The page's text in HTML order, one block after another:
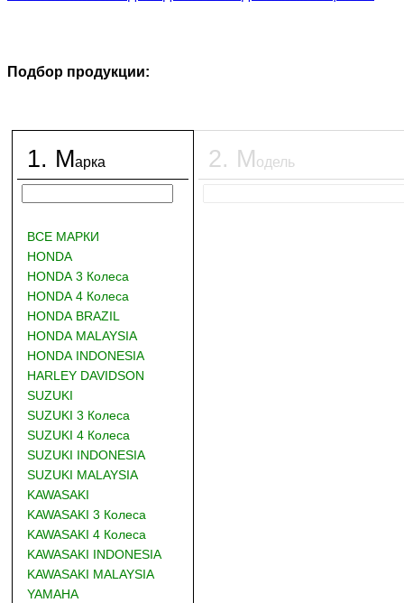
Подбор продукции:
1. Марка
ВСЕ МАРКИ
HONDA
HONDA 3 Колеса
HONDA 4 Колеса
HONDA BRAZIL
HONDA MALAYSIA
HONDA INDONESIA
HARLEY DAVIDSON
SUZUKI
SUZUKI 3 Колеса
SUZUKI 4 Колеса
SUZUKI INDONESIA
SUZUKI MALAYSIA
KAWASAKI
KAWASAKI 3 Колеса
KAWASAKI 4 Колеса
KAWASAKI INDONESIA
KAWASAKI MALAYSIA
YAMAHA
2. Модель